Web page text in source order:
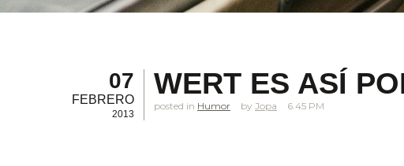
07
FEBRERO
2013
WERT ES ASÍ
posted in Humor Jopa 6.45 PM